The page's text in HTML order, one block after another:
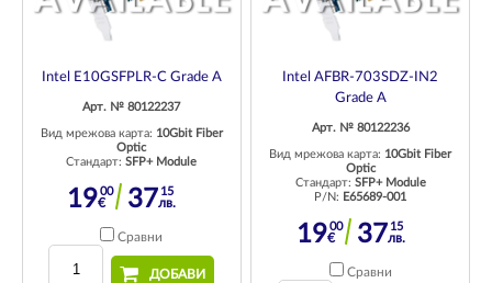
Intel E10GSFPLR-C Grade A
Арт. № 80122237
Вид мрежова карта: 10Gbit Fiber
Optic
Стандарт:SFP+ Module
1900
€ 3715
лв.
Сравни
ДОБАВИ
Intel AFBR-703SDZ-IN2
Grade A
Арт. № 80122236
Вид мрежова карта: 10Gbit Fiber
Optic
Стандарт: SFP+ Module
P/N: E65689-001
1900
€ 3715
лв.
Сравни